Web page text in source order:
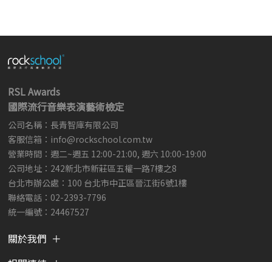
RSL Awards
國際流行音樂表演藝術檢定
公司名稱：長青智庫有限公司
客服信箱： info@rockschool.com.tw ​
營業時間：週二~週五 12:00-21:00, 週六 10:00-19:00
公司地址：242新北市新莊區五權一路7樓之8
台北市辦公處：100 台北市中正區晉江街6號1樓
聯絡電話：02-2393-7796
統一編號：24467527
關於我們